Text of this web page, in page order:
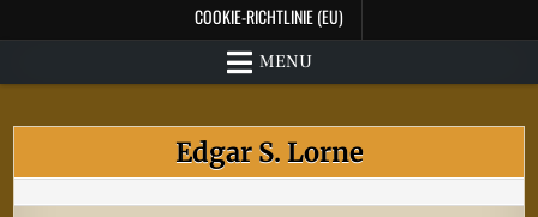
COOKIE-RICHTLINIE (EU)
MENU
Edgar S. Lorne